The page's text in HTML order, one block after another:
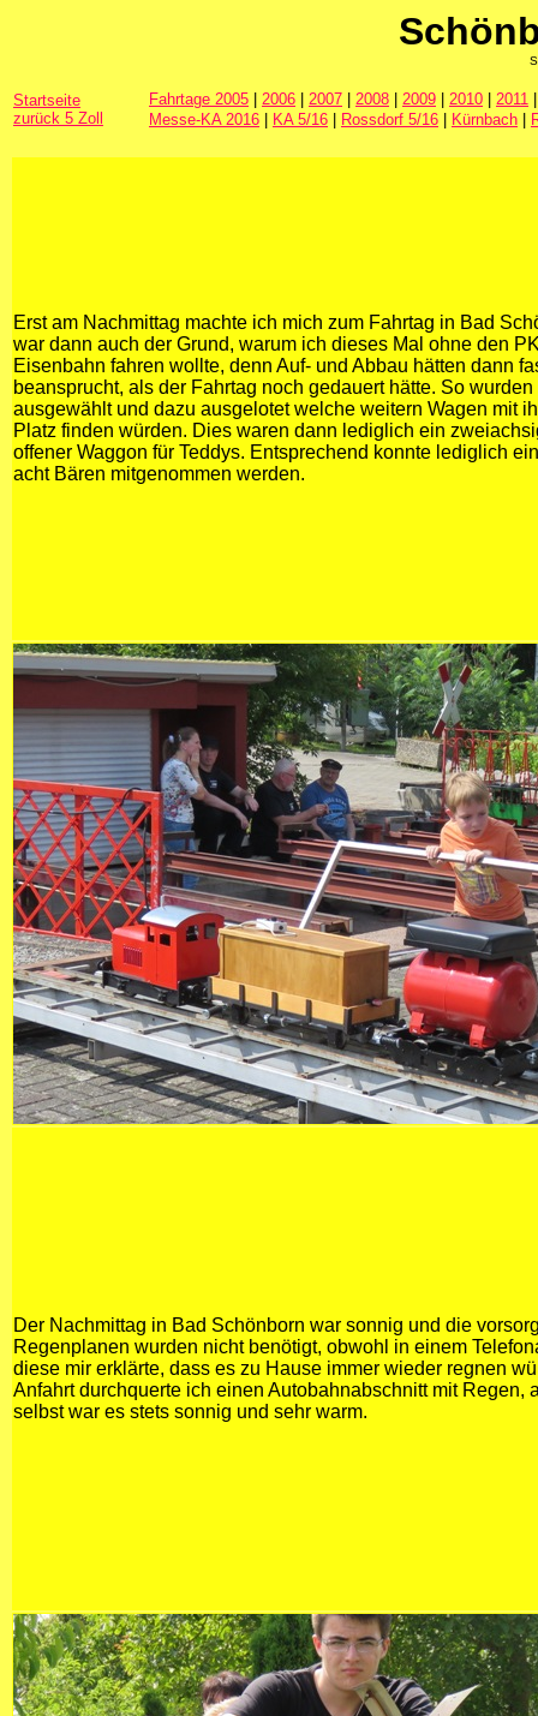
Startseite
zurück 5 Zoll
Fahrtage 2005 2006 2007 2008 2009 2010 2011
Messe-KA 2016
KA 5/16 Rossdorf 5/16 Kürnbach
Erst am Nachmittag machte ich mich zum Fahrtag in Bad
war dann auch der Grund, warum ich dieses Mal ohne den
Eisenbahn fahren wollte, denn Auf- und Abbau hätten dann
beansprucht, als der Fahrtag noch gedauert hätte. So
ausgewählt und dazu ausgelotet welche weitern Wagen mit
Platz finden würden. Dies waren dann lediglich ein
offener Waggon für Teddys. Entsprechend konnte lediglich
acht Bären mitgenommen werden.
Der Nachmittag in Bad Schönborn war sonnig und die
Regenplanen wurden nicht benötigt, obwohl in einem
diese mir erklärte, dass es zu Hause immer wieder regnen
Anfahrt durchquerte ich einen Autobahnabschnitt mit Regen,
selbst war es stets sonnig und sehr warm.